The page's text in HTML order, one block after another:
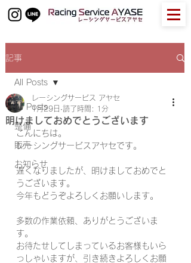
記事
All Posts
整備
販売
お知らせ
All Posts
明けましておめでとうございます
レーシングサービス アヤセ
1月29日 読了時間: 1分
こんにちは。
レーシングサービスアヤセです。
遅くなりましたが、明けましておめでと
うございます。
今年もどうぞよろしくお願いします。
多数の作業依頼、ありがとうございま
す。
お待たせしてしまっているお客様もいら
っしゃいますが、引き続きよろしくお願